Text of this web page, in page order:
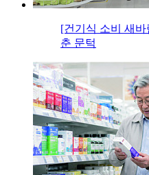
[건기식 소비 새
춘 문턱